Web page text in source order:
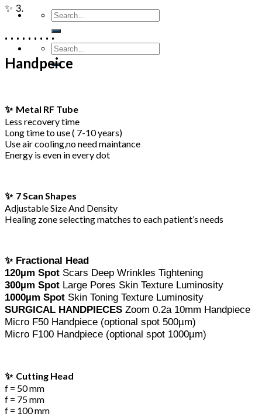
✨ 3.
. . . . . . . . .
Handpeice
✨ Metal RF Tube
Less recovery time
Long time to use ( 7-10 years)
Use air cooling,no need maintance
Energy is even in every dot
✨ 7 Scan Shapes
Adjustable Size And Density
Healing zone selecting matches to each patient’s needs
✨ Fractional Head
120µm Spot Scars Deep Wrinkles Tightening
300µm Spot Large Pores Skin Texture Luminosity
1000µm Spot Skin Toning Texture Luminosity
SURGICAL HANDPIECES Zoom 0.2a 10mm Handpiece
Micro F50 Handpiece (optional spot 500µm)
Micro F100 Handpiece (optional spot 1000µm)
✨ Cutting Head
f = 50 mm
f = 75 mm
f = 100 mm